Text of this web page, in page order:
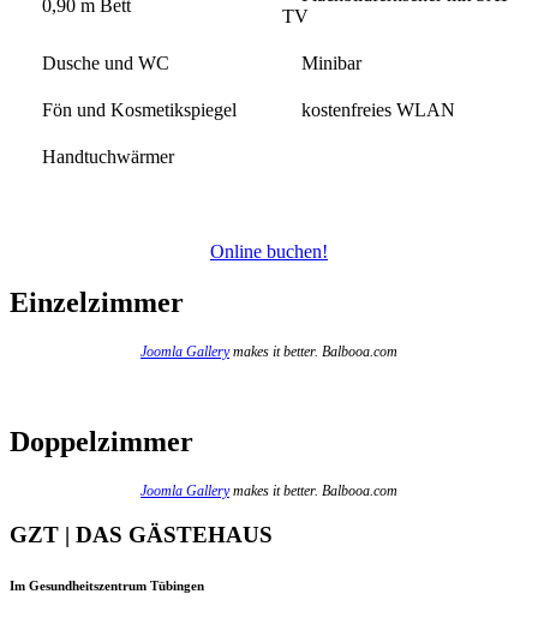
0,90 m Bett
TV
Dusche und WC Minibar
Fön und Kosmetikspiegel kostenfreies WLAN
Handtuchwärmer
Online buchen!
Einzelzimmer
Joomla Gallerymakes it better. Balbooa.com
Doppelzimmer
Joomla Gallerymakes it better. Balbooa.com
GZT | DAS GÄSTEHAUS
Im Gesundheitszentrum Tübingen